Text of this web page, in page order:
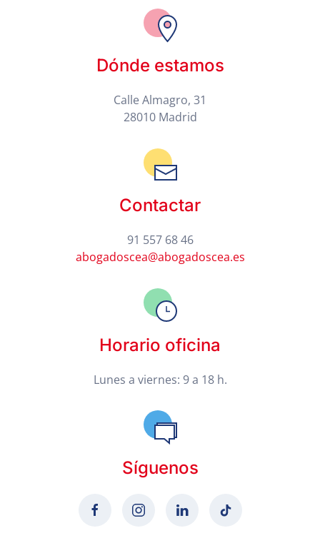
Dónde estamos
Calle Almagro, 31
28010 Madrid
Contactar
91 557 68 46
abogadoscea@abogadoscea.es
Horario oficina
Lunes a viernes: 9 a 18 h.
Síguenos